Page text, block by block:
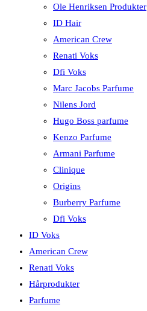
Ole Henriksen Produkter
ID Hair
American Crew
Renati Voks
Dfi Voks
Marc Jacobs Parfume
Nilens Jord
Hugo Boss parfume
Kenzo Parfume
Armani Parfume
Clinique
Origins
Burberry Parfume
Dfi Voks
ID Voks
American Crew
Renati Voks
Hårprodukter
Parfume